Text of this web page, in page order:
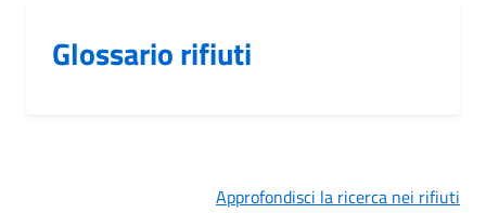
Glossario rifiuti
Approfondisci la ricerca nei rifiuti